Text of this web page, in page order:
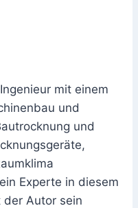
mit einem
und
und
Experte in diesem
der Autor sein